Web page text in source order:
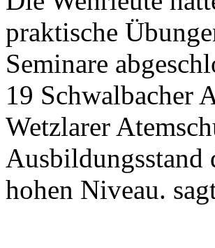
praktische
Seminare
19 Schwalbacher
Wetzlarer
Ausbildungsstand
hohen Niveau.